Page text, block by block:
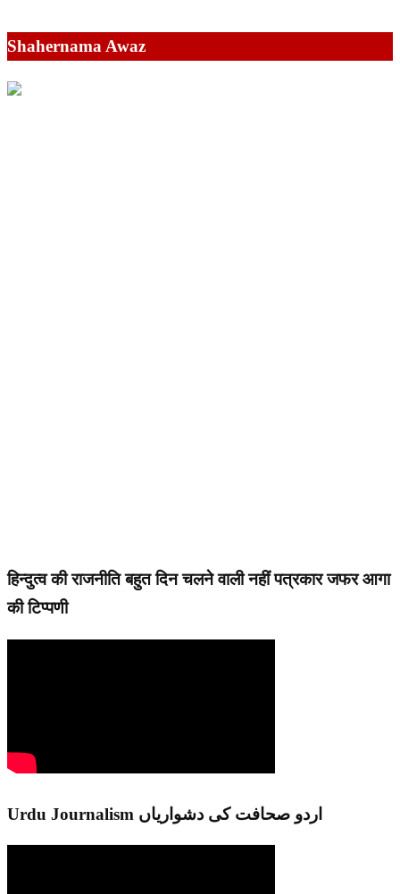
Shahernama Awaz
हिन्दुत्व की राजनीति बहुत दिन चलने वाली नहीं पत्रकार जफर आगा
की टिप्पणी
Urdu Journalism اردو صحافت کی دشواریاں